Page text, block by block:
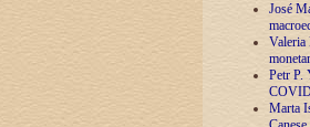
José
Valeria
Petr P.
Marta